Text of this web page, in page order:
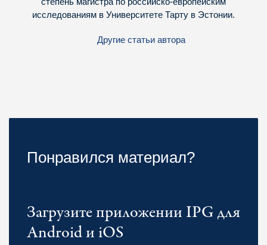
исследованиям в Университете Тарту в Эстонии.
Другие статьи автора
Понравился материал?
Загрузите приложении IPG для
Android и iOS